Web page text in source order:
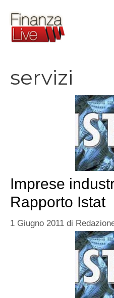
contenuto
servizi
Imprese
Rapporto Istat
1 Giugno 2011 di